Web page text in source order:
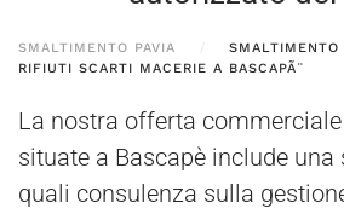
SMALTIMENTO PAVIA
RIFIUTI SCARTI MACERIE A BASCAPÃ¨
La nostra offerta
situate a Bascapè include una
quali consulenza sulla